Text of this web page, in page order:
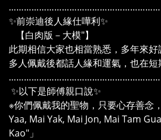
✨前崇迪後人緣仕嘩利✨
【白肉版－大模"】
此期相信大家也相當熟悉，多年來
多人佩戴後都話人緣和運氣，也在短
✨以下是師傅親口說✨
※你們佩戴我的聖物，只要心存善念
Yaa, Mai Yak, Mai Jon, Mai Tam
Kao"」